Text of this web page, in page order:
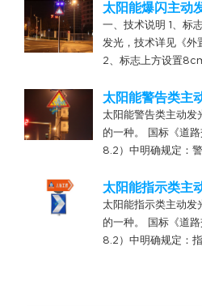
太阳能爆闪主动
一、技术说明 1、标
发光，技术详见《外
2、标志上方设置
态下发光工作时间不
版面...
太阳能警告类主
太阳能警告类主动发
的一种。 国标《道
8.2）中明确规定：
道路设计时速而定
10cm...
太阳能指示类主
太阳能指示类主动发
的一种。 国标《道
8.2）中明确规定：
设计时速而定，常